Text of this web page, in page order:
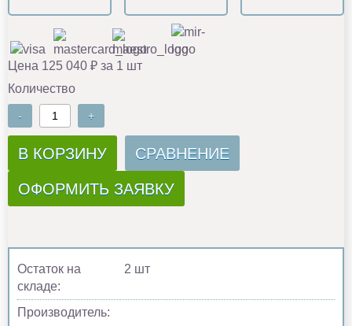
Цена 125 040 ₽ за 1 шт
Количество
- +
В КОРЗИНУ СРАВНЕНИЕ
ОФОРМИТЬ ЗАЯВКУ
Остаток на
складе:
2 шт
Производитель: